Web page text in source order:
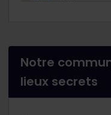
Notre
lieux secrets